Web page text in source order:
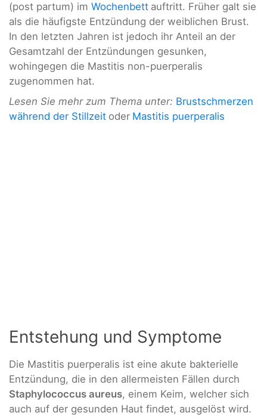
(post partum) im Wochenbett auftritt. Früher galt sie
als die häufigste Entzündung der weiblichen Brust.
In den letzten Jahren ist jedoch ihr Anteil an der
Gesamtzahl der Entzündungen gesunken,
wohingegen die Mastitis non-puerperalis
zugenommen hat.
Lesen Sie mehr zum Thema unter: Brustschmerzen
während der Stillzeit oder Mastitis puerperalis
Entstehung und Symptome
Die Mastitis puerperalis ist eine akute bakterielle
Entzündung, die in den allermeisten Fällen durch
Staphylococcus aureus, einem Keim, welcher sich
auch auf der gesunden Haut findet, ausgelöst wird.